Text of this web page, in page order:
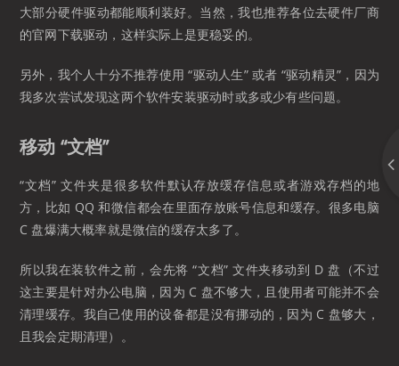
大部分硬件驱动都能顺利装好。当然，我也推荐各位去硬件厂商
的官网下载驱动，这样实际上是更稳妥的。
另外，我个人十分不推荐使用 “驱动人生” 或者 “驱动精灵”，因为
我多次尝试发现这两个软件安装驱动时或多或少有些问题。
移动 “文档”
“文档” 文件夹是很多软件默认存放缓存信息或者游戏存档的地
方，比如 QQ 和微信都会在里面存放账号信息和缓存。很多电脑
C 盘爆满大概率就是微信的缓存太多了。
所以我在装软件之前，会先将 “文档” 文件夹移动到 D 盘（不过
这主要是针对办公电脑，因为 C 盘不够大，且使用者可能并不会
清理缓存。我自己使用的设备都是没有挪动的，因为 C 盘够大，
且我会定期清理）。